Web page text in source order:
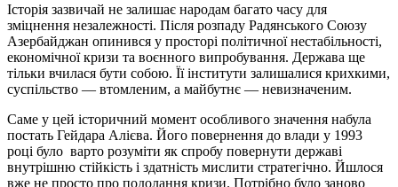
Історія зазвичай не залишає народам багато часу для
зміцнення незалежності. Після розпаду Радянського Союзу
Азербайджан опинився у просторі політичної нестабільності,
економічної кризи та воєнного випробування. Держава ще
тільки вчилася бути собою. Її інститути залишалися крихкими,
суспільство — втомленим, а майбутнє — невизначеним.
Саме у цей історичний момент особливого значення набула
постать Гейдара Алієва. Його повернення до влади у 1993
році було варто розуміти як спробу повернути державі
внутрішню стійкість і здатність мислити стратегічно. Йшлося
вже не просто про подолання кризи. Потрібно було заново